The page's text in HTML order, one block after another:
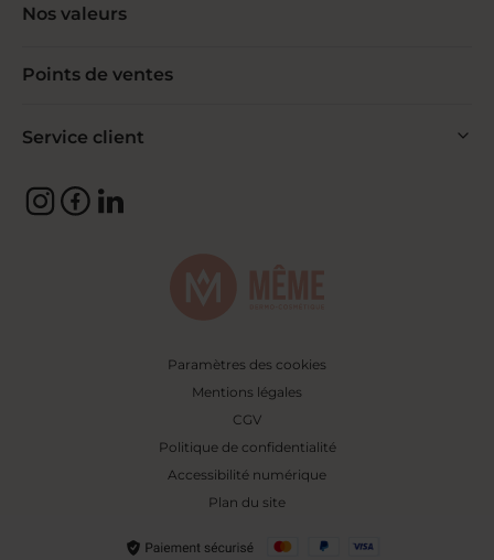
Nos valeurs
Points de ventes
Service client
Paramètres des cookies
Mentions légales
CGV
Politique de confidentialité
Accessibilité numérique
Plan du site